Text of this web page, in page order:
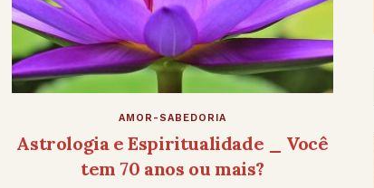
AMOR-SABEDORIA
Astrologia e Espiritualidade _ Você
tem 70 anos ou mais?